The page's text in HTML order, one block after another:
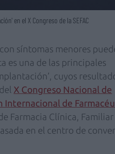
en el X Congreso de la SEFAC
síntomas menores
es una de las principales
cuyos
X Congreso Nacional de
Internacional de
Farmacia Clínica, Familiar
en el centro de